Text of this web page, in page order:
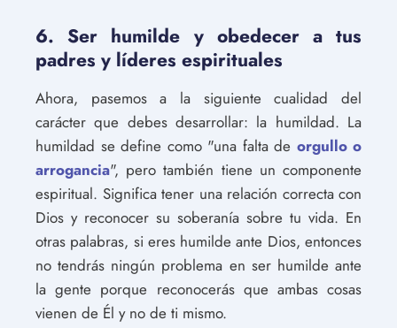
6. Ser humilde y obedecer a tus
padres y líderes espirituales
Ahora, pasemos a la siguiente cualidad del
carácter que debes desarrollar: la humildad. La
humildad se define como "una falta de orgullo o
arrogancia", pero también tiene un componente
espiritual. Significa tener una relación correcta con
Dios y reconocer su soberanía sobre tu vida. En
otras palabras, si eres humilde ante Dios, entonces
no tendrás ningún problema en ser humilde ante
la gente porque reconocerás que ambas cosas
vienen de Él y no de ti mismo.